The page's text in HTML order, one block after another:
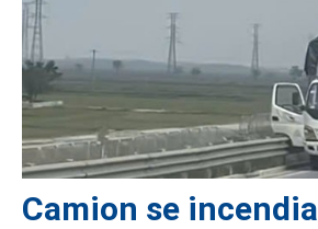
Camion se incendia